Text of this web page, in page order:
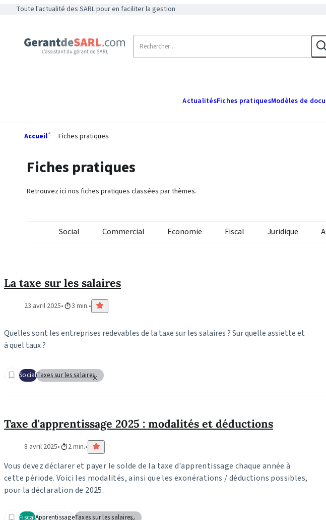
Toute l'actualité des SARL pour en faciliter la gestion
ActualitésFiches pratiquesModèles de
Accueil Fiches pratiques
Fiches pratiques
Retrouvez ici nos fiches pratiques classées par thèmes.
Social Commercial Economie Fiscal Juridique
La taxe sur les salaires
23 avril 2025 3 min.
Quelles sont les entreprises redevables de la taxe sur les salaires ? Sur quelle assiette et
à quel taux ?
SocialTaxes sur les salaires
Taxe d'apprentissage 2025 : modalités et déductions
8 avril 2025 2 min.
Vous devez déclarer et payer le solde de la taxe d'apprentissage chaque année à
cette période. Voici les modalités, ainsi que les exonérations / déductions possibles,
pour la déclaration de 2025.
FiscalApprentissageTaxes sur les salaires